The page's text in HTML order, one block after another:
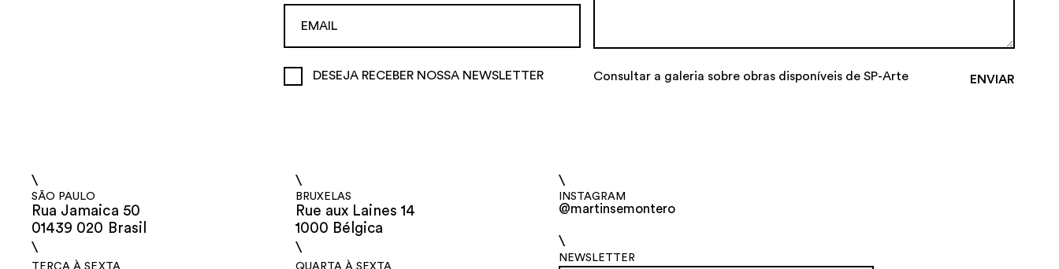
DESEJA RECEBER NOSSA NEWSLETTER Consultar a galeria sobre obras disponíveis de SP-Arte
\
SÃO PAULO
Rua Jamaica 50
01439 020 Brasil
\
TERÇA À SEXTA
\
BRUXELAS
Rue aux Laines 14
1000 Bélgica
\
QUARTA À SEXTA
\
INSTAGRAM
@martinsemontero
\
NEWSLETTER